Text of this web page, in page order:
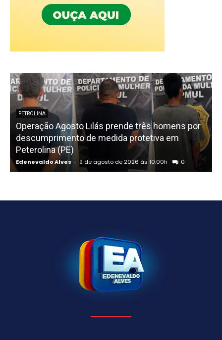
PETROLINA
Operação Agosto Lilás prende três homens por
descumprimento de medida protetiva em
Peterolina (PE)
Edenevaldo Alves - 9 de agosto de 2026 às 10:00h 0